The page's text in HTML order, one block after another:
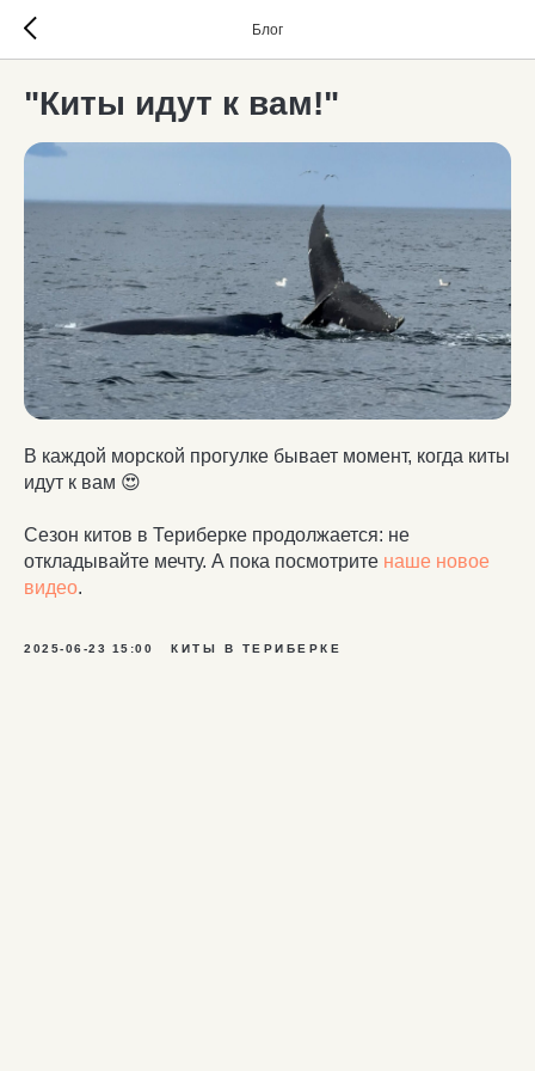
Блог
"Киты идут к вам!"
В каждой морской прогулке бывает момент, когда киты
идут к вам 😍
Сезон китов в Териберке продолжается: не
откладывайте мечту. А пока посмотрите наше новое
видео.
2025-06-23 15:00 КИТЫ В ТЕРИБЕРКЕ